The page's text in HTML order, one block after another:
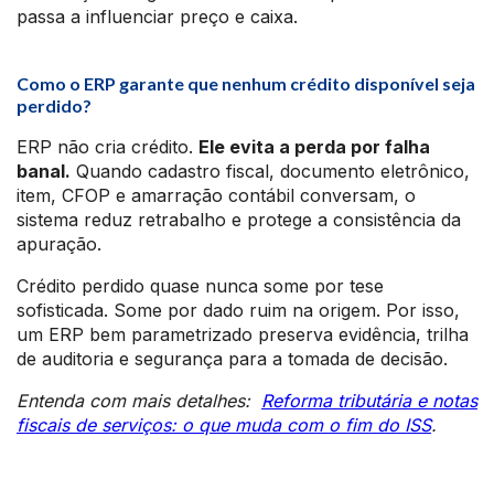
passa a influenciar preço e caixa.
Como o ERP garante que nenhum crédito disponível seja
perdido?
ERP não cria crédito. Ele evita a perda por falha
banal. Quando cadastro fiscal, documento eletrônico,
item, CFOP e amarração contábil conversam, o
sistema reduz retrabalho e protege a consistência da
apuração.
Crédito perdido quase nunca some por tese
sofisticada. Some por dado ruim na origem. Por isso,
um ERP bem parametrizado preserva evidência, trilha
de auditoria e segurança para a tomada de decisão.
Entenda com mais detalhes: Reforma tributária e notas
fiscais de serviços: o que muda com o fim do ISS.